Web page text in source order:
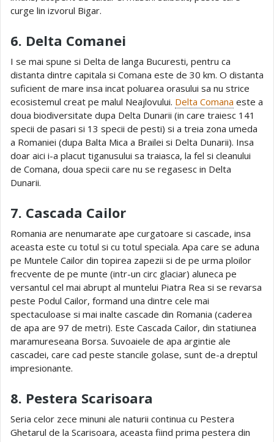
curge lin izvorul Bigar.
6. Delta Comanei
I se mai spune si Delta de langa Bucuresti, pentru ca
distanta dintre capitala si Comana este de 30 km. O distanta
suficient de mare insa incat poluarea orasului sa nu strice
ecosistemul creat pe malul Neajlovului. Delta Comana este a
doua biodiversitate dupa Delta Dunarii (in care traiesc 141
specii de pasari si 13 specii de pesti) si a treia zona umeda
a Romaniei (dupa Balta Mica a Brailei si Delta Dunarii). Insa
doar aici i-a placut tiganusului sa traiasca, la fel si cleanului
de Comana, doua specii care nu se regasesc in Delta
Dunarii.
7. Cascada Cailor
Romania are nenumarate ape curgatoare si cascade, insa
aceasta este cu totul si cu totul speciala. Apa care se aduna
pe Muntele Cailor din topirea zapezii si de pe urma ploilor
frecvente de pe munte (intr-un circ glaciar) aluneca pe
versantul cel mai abrupt al muntelui Piatra Rea si se revarsa
peste Podul Cailor, formand una dintre cele mai
spectaculoase si mai inalte cascade din Romania (caderea
de apa are 97 de metri). Este Cascada Cailor, din statiunea
maramureseana Borsa. Suvoaiele de apa argintie ale
cascadei, care cad peste stancile golase, sunt de-a dreptul
impresionante.
8. Pestera Scarisoara
Seria celor zece minuni ale naturii continua cu Pestera
Ghetarul de la Scarisoara, aceasta fiind prima pestera din